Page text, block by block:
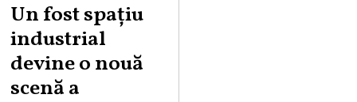
Un fost spațiu
industrial
devine o nouă
scenă a